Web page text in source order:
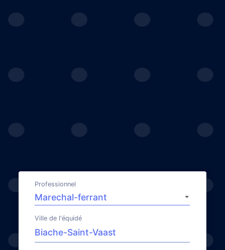
Professionnel
Ville de l'équidé